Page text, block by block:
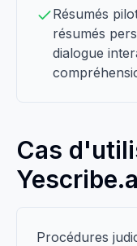
Résumés
résumés
dialogue
Cas
Procédures